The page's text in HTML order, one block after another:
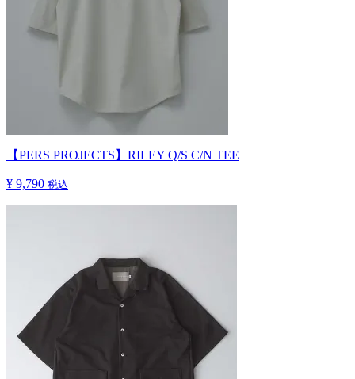
【PERS PROJECTS】RILEY Q/S C/N TEE
¥ 9,790 税込